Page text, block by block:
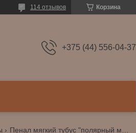
Корзина
114 отзывов
+375 (44) 556-04-37